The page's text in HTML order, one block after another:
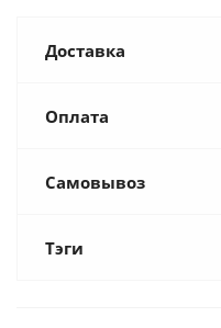
Доставка
Оплата
Самовывоз
Тэги